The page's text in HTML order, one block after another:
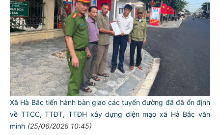
Xã Hà Bắc tiến hành bàn giao các tuyến đường đã đã ổn định
về TTCC, TTĐT, TTĐH xây dựng diện mạo xã Hà Bắc văn
minh (25/06/2026 10:45)